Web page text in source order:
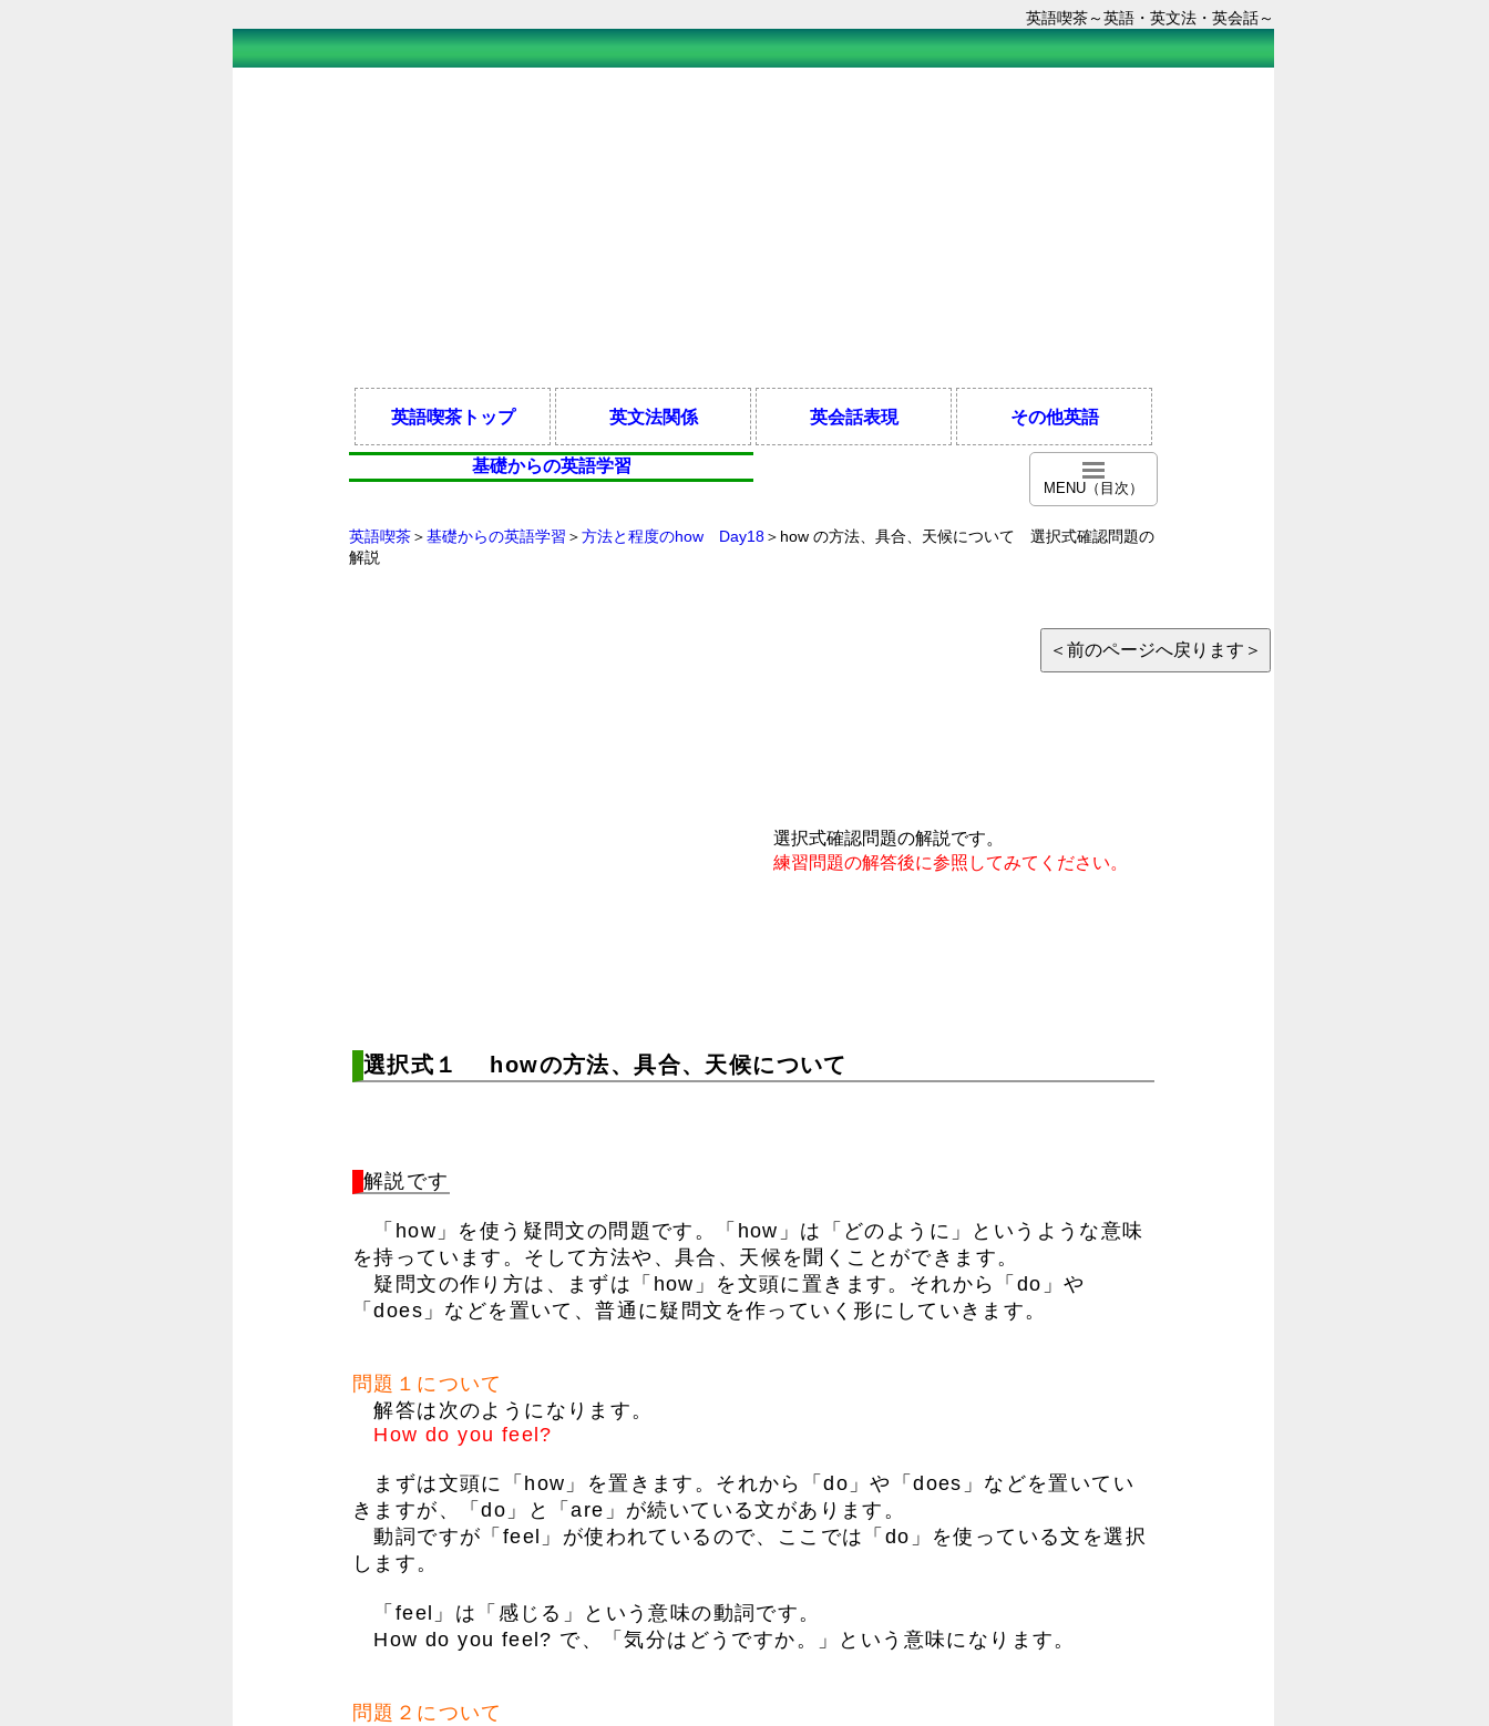
英語喫茶～英語・英文法・英会話～
英語喫茶トップ 英文法関係 英会話表現 その他英語
基礎からの英語学習
MENU（目次）
英語喫茶＞基礎からの英語学習 ＞方法と程度のhow Day18＞how の方法、具合、天候について 選択式確認問題の
解説
選択式確認問題の解説です。
練習問題の解答後に参照してみてください。
選択式１ howの方法、具合、天候について
解説です
「how」を使う疑問文の問題です。「how」は「どのように」というような意味
を持っています。そして方法や、具合、天候を聞くことができます。
疑問文の作り方は、まずは「how」を文頭に置きます。それから「do」や
「does」などを置いて、普通に疑問文を作っていく形にしていきます。
問題１について
解答は次のようになります。
How do you feel?
まずは文頭に「how」を置きます。それから「do」や「does」などを置いてい
きますが、「do」と「are」が続いている文があります。
動詞ですが「feel」が使われているので、ここでは「do」を使っている文を選択
します。
「feel」は「感じる」という意味の動詞です。
How do you feel? で、「気分はどうですか。」という意味になります。
問題２について